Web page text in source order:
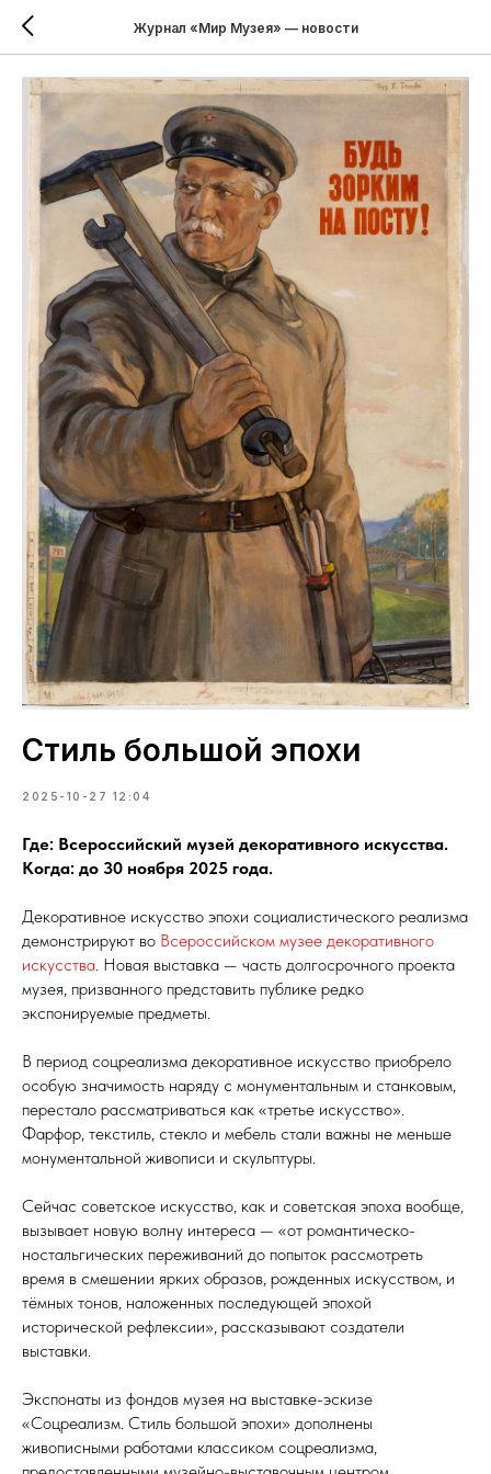
Журнал «Мир Музея» — новости
Стиль большой эпохи
2025-10-27 12:04
Где: Всероссийский музей декоративного искусства.
Когда: до 30 ноября 2025 года.
Декоративное искусство эпохи социалистического реализма
демонстрируют во Всероссийском музее декоративного
искусства. Новая выставка — часть долгосрочного проекта
музея, призванного представить публике редко
экспонируемые предметы.
В период соцреализма декоративное искусство приобрело
особую значимость наряду с монументальным и станковым,
перестало рассматриваться как «третье искусство».
Фарфор, текстиль, стекло и мебель стали важны не меньше
монументальной живописи и скульптуры.
Сейчас советское искусство, как и советская эпоха вообще,
вызывает новую волну интереса — «от романтическо-
ностальгических переживаний до попыток рассмотреть
время в смешении ярких образов, рожденных искусством, и
тёмных тонов, наложенных последующей эпохой
исторической рефлексии», рассказывают создатели
выставки.
Экспонаты из фондов музея на выставке-эскизе
«Соцреализм. Стиль большой эпохи» дополнены
живописными работами классиком соцреализма,